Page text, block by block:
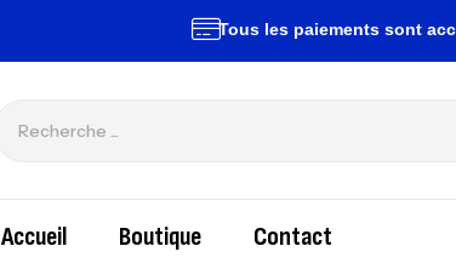
Tous les paiements sont acceptés
Accueil Boutique Contact